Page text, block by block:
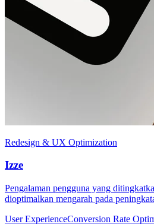
Redesign & UX Optimization
Izze
Pengalaman pengguna yang
dioptimalkan mengarah pada
User ExperienceConversion Rate